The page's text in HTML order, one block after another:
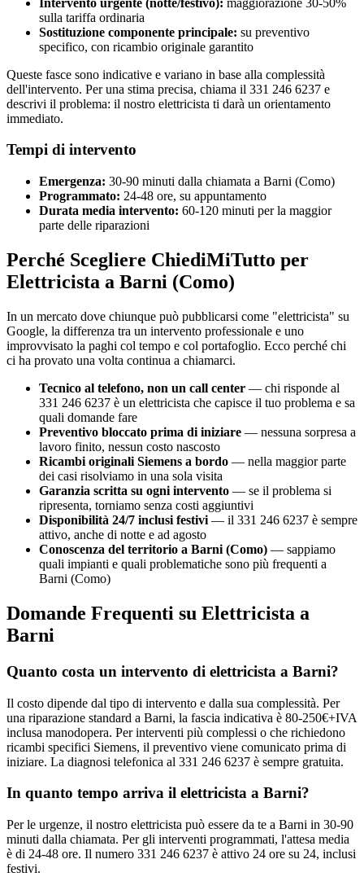
sulla tariffa ordinaria
Sostituzione componente principale: su preventivo
specifico, con ricambio originale garantito
Queste fasce sono indicative e variano in base alla complessità
dell'intervento. Per una stima precisa, chiama il 331 246 6237 e
descrivi il problema: il nostro elettricista ti darà un orientamento
immediato.
Tempi di intervento
Emergenza: 30-90 minuti dalla chiamata a Barni (Como)
Programmato: 24-48 ore, su appuntamento
Durata media intervento: 60-120 minuti per la maggior
parte delle riparazioni
Perché Scegliere ChiediMiTutto per
Elettricista a Barni (Como)
In un mercato dove chiunque può pubblicarsi come "elettricista" su
Google, la differenza tra un intervento professionale e uno
improvvisato la paghi col tempo e col portafoglio. Ecco perché chi
ci ha provato una volta continua a chiamarci.
Tecnico al telefono, non un call center — chi risponde al
331 246 6237 è un elettricista che capisce il tuo problema e sa
quali domande fare
Preventivo bloccato prima di iniziare — nessuna sorpresa a
lavoro finito, nessun costo nascosto
Ricambi originali Siemens a bordo — nella maggior parte
dei casi risolviamo in una sola visita
Garanzia scritta su ogni intervento — se il problema si
ripresenta, torniamo senza costi aggiuntivi
Disponibilità 24/7 inclusi festivi — il 331 246 6237 è sempre
attivo, anche di notte e ad agosto
Conoscenza del territorio a Barni (Como) — sappiamo
quali impianti e quali problematiche sono più frequenti a
Barni (Como)
Domande Frequenti su Elettricista a
Barni
Quanto costa un intervento di elettricista a Barni?
Il costo dipende dal tipo di intervento e dalla sua complessità. Per
una riparazione standard a Barni, la fascia indicativa è 80-250€+IVA
inclusa manodopera. Per interventi più complessi o che richiedono
ricambi specifici Siemens, il preventivo viene comunicato prima di
iniziare. La diagnosi telefonica al 331 246 6237 è sempre gratuita.
In quanto tempo arriva il elettricista a Barni?
Per le urgenze, il nostro elettricista può essere da te a Barni in 30-90
minuti dalla chiamata. Per gli interventi programmati, l'attesa media
è di 24-48 ore. Il numero 331 246 6237 è attivo 24 ore su 24, inclusi
festivi.